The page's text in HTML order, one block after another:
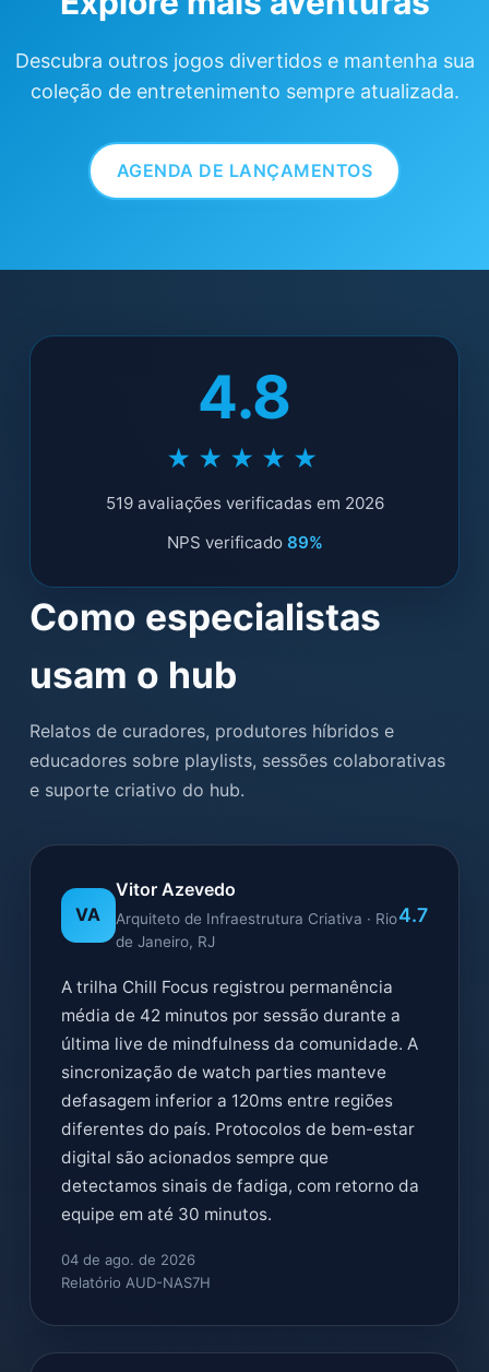
Descubra outros jogos divertidos e mantenha sua
coleção de entretenimento sempre atualizada.
AGENDA DE LANÇAMENTOS
4.8
★★★★★
519 avaliações verificadas em 2026
NPS verificado 89%
Como especialistas
usam o hub
Relatos de curadores, produtores híbridos e
educadores sobre playlists, sessões colaborativas
e suporte criativo do hub.
VA
Vitor Azevedo
Arquiteto de Infraestrutura Criativa · Rio
de Janeiro, RJ
4.7
A trilha Chill Focus registrou permanência
média de 42 minutos por sessão durante a
última live de mindfulness da comunidade. A
sincronização de watch parties manteve
defasagem inferior a 120ms entre regiões
diferentes do país. Protocolos de bem-estar
digital são acionados sempre que
detectamos sinais de fadiga, com retorno da
equipe em até 30 minutos.
04 de ago. de 2026
Relatório AUD-NAS7H